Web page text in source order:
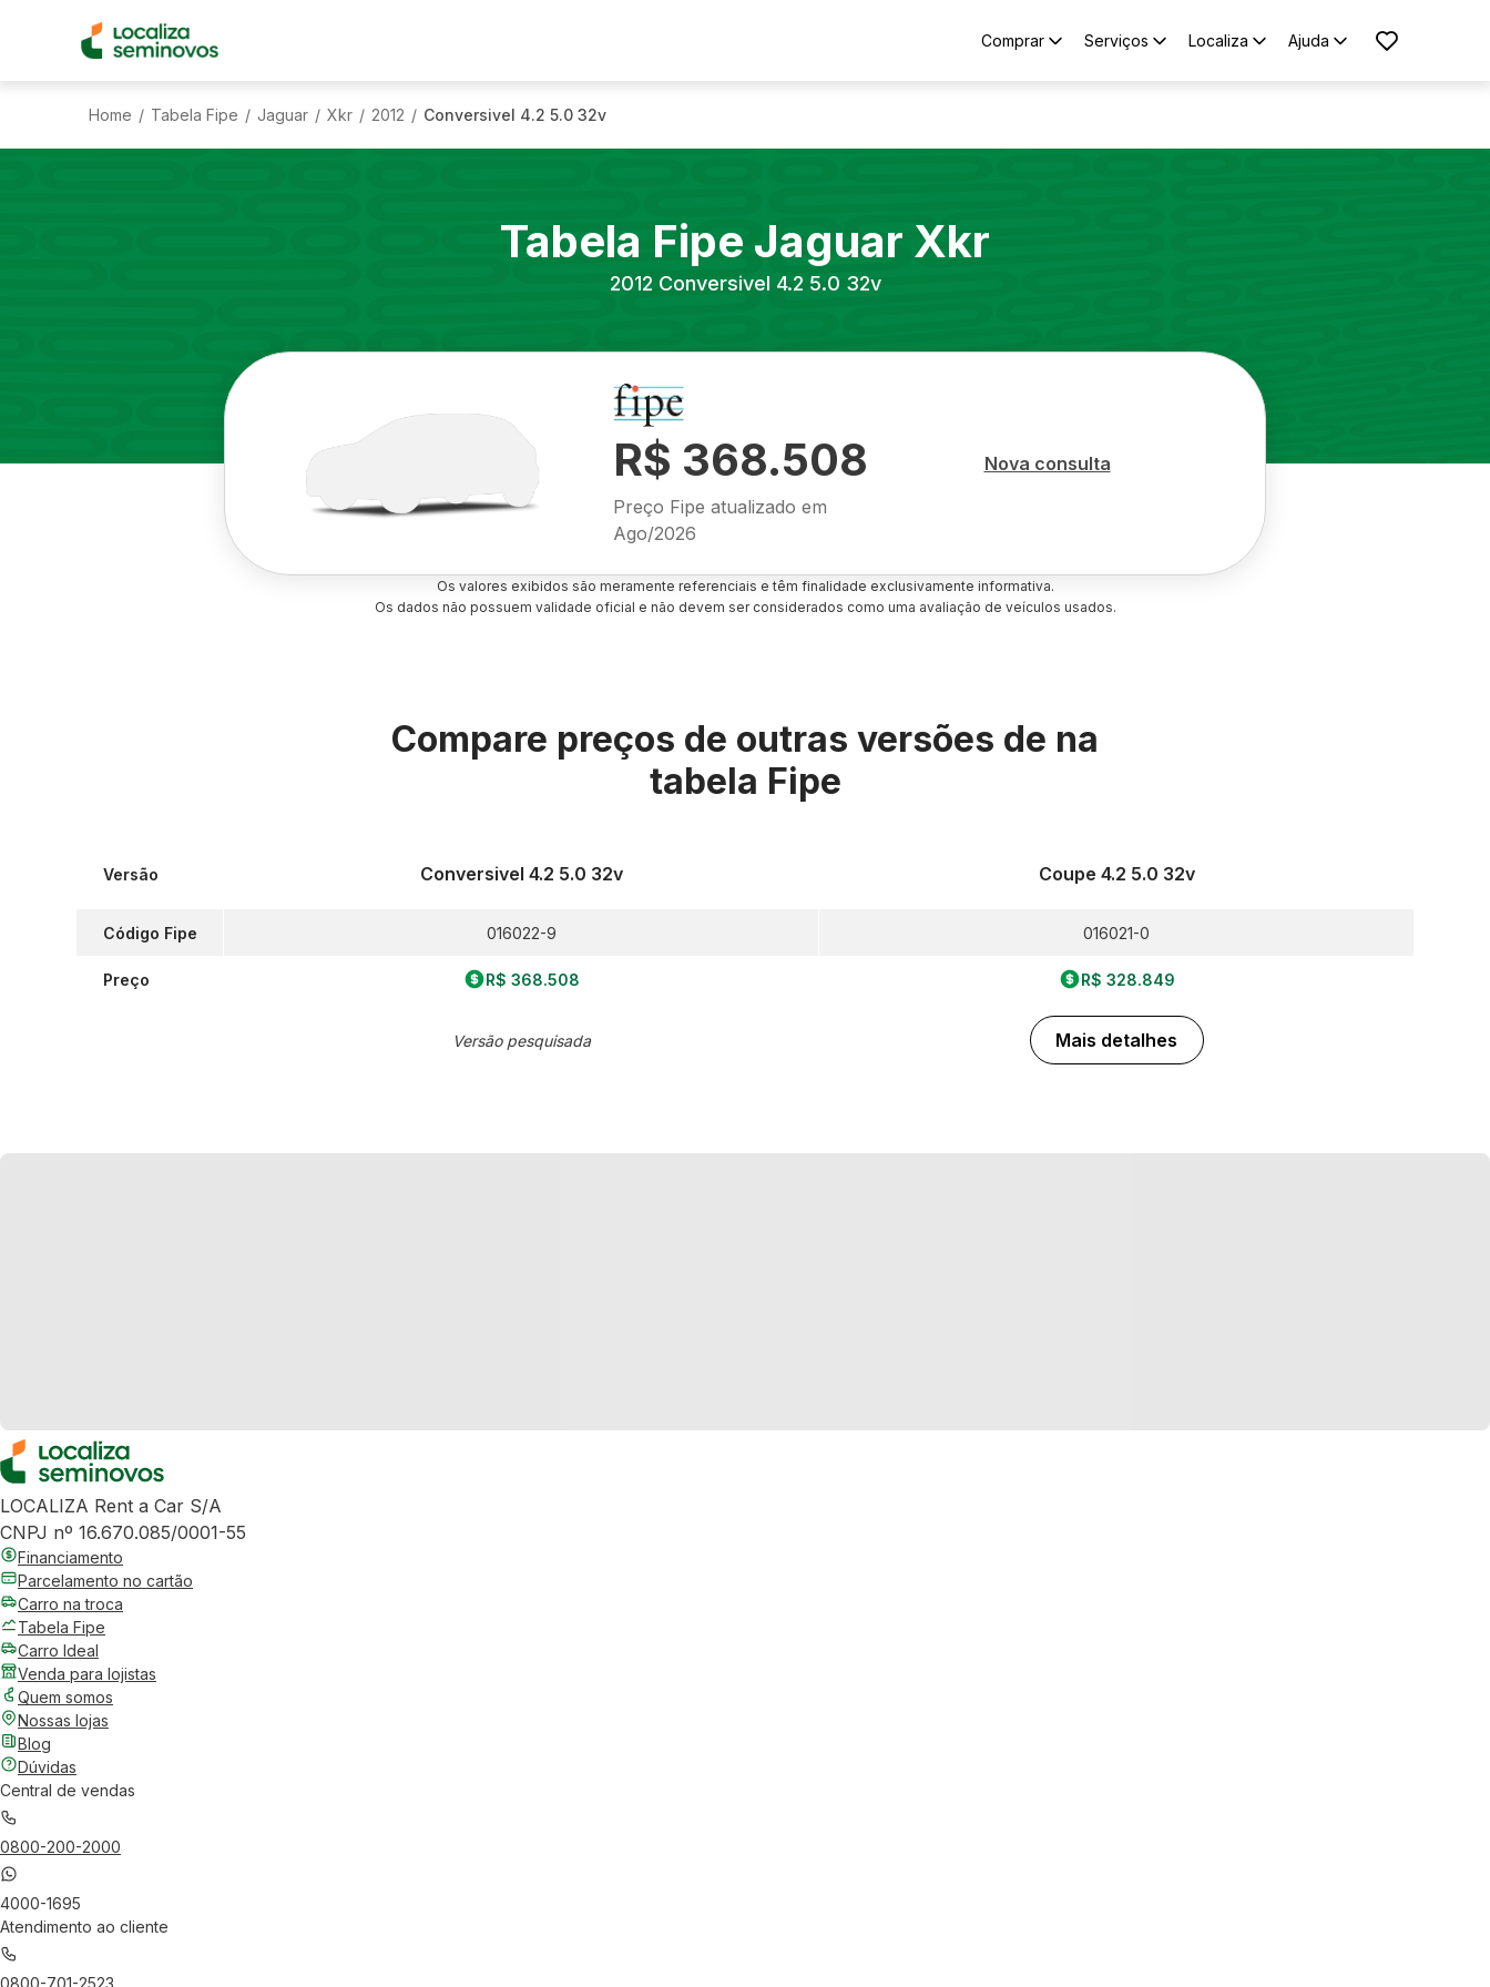
Comprar Serviços Localiza Ajuda
Home / Tabela Fipe / Jaguar / Xkr / 2012 / Conversivel 4.2 5.0 32v
Tabela Fipe Jaguar Xkr
2012 Conversivel 4.2 5.0 32v
R$ 368.508
Preço Fipe atualizado em
Ago/2026
Nova consulta
Os valores exibidos são meramente referenciais e têm finalidade exclusivamente informativa.
Os dados não possuem validade oficial e não devem ser considerados como uma avaliação de veículos usados.
Compare preços de outras versões de na
tabela Fipe
Versão
Código Fipe
Preço
Conversivel 4.2 5.0 32v
016022-9
R$ 368.508
Versão pesquisada
Coupe 4.2 5.0 32v
016021-0
R$ 328.849
Mais detalhes
LOCALIZA Rent a Car S/A
CNPJ nº 16.670.085/0001-55
Financiamento
Parcelamento no cartão
Carro na troca
Tabela Fipe
Carro Ideal
Venda para lojistas
Quem somos
Nossas lojas
Blog
Dúvidas
Central de vendas
0800-200-2000
4000-1695
Atendimento ao cliente
0800-701-2523